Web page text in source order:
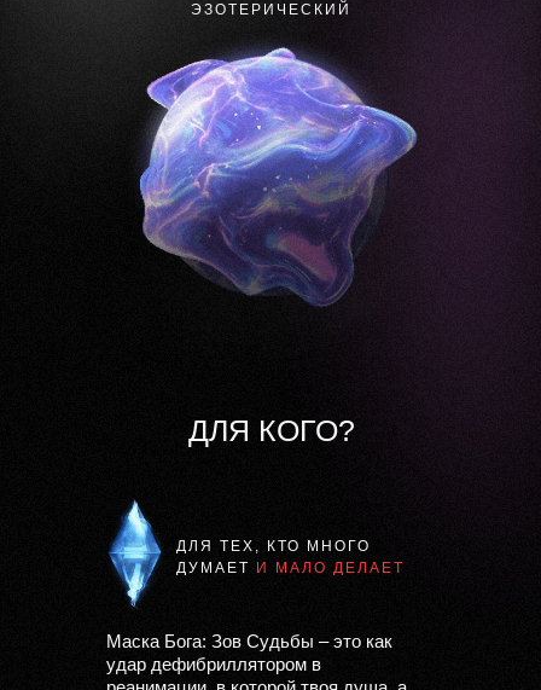
ЭЗОТЕРИЧЕСКИЙ
ДЛЯ КОГО?
ДЛЯ ТЕХ, КТО МНОГО
ДУМАЕТ
И МАЛО ДЕЛАЕТ
Маска Бога: Зов Судьбы – это как
удар дефибриллятором в